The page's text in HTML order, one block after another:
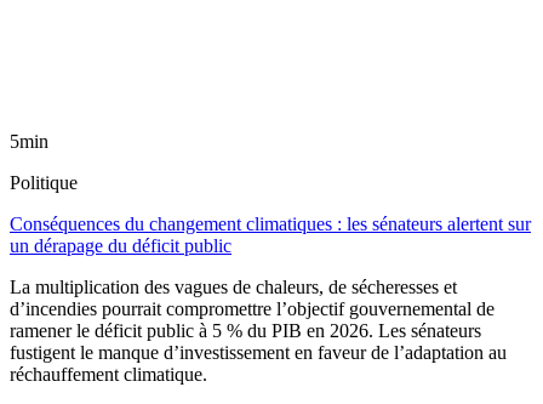
5min
Politique
Conséquences du changement climatiques : les sénateurs alertent sur
un dérapage du déficit public
La multiplication des vagues de chaleurs, de sécheresses et
d’incendies pourrait compromettre l’objectif gouvernemental de
ramener le déficit public à 5 % du PIB en 2026. Les sénateurs
fustigent le manque d’investissement en faveur de l’adaptation au
réchauffement climatique.